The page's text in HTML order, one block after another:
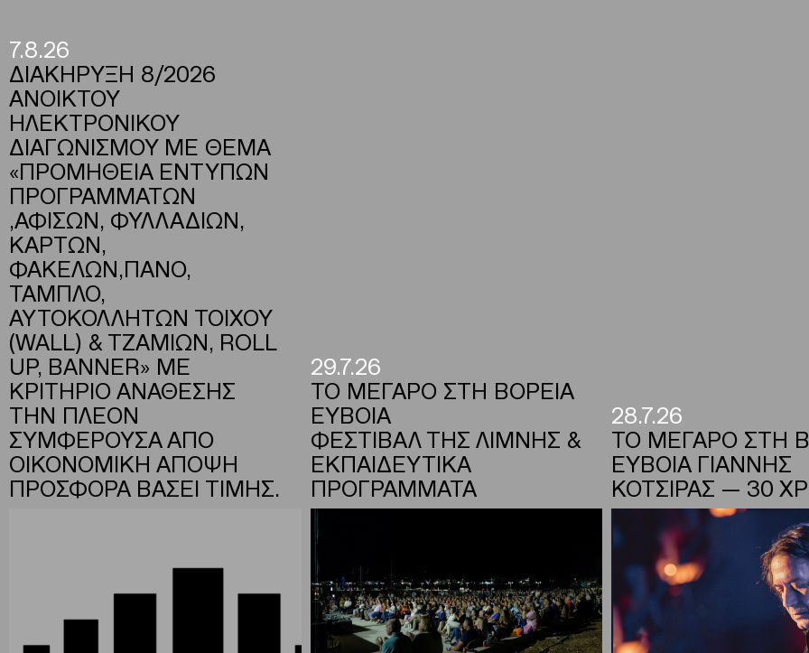
7.8.26
ΔΙΑΚΗΡΥΞΗ 8/2026
ΑΝΟΙΚΤΟΥ
ΗΛΕΚΤΡΟΝΙΚΟΥ
ΔΙΑΓΩΝΙΣΜΟΥ ΜΕ ΘΕΜΑ
«ΠΡΟΜΗΘΕΙΑ ΕΝΤΥΠΩΝ
ΠΡΟΓΡΑΜΜΑΤΩΝ
,ΑΦΙΣΩΝ, ΦΥΛΛΑΔΙΩΝ,
ΚΑΡΤΩΝ,
ΦΑΚΕΛΩΝ,ΠΑΝΟ,
ΤΑΜΠΛΟ,
ΑΥΤΟΚΟΛΛΗΤΩΝ ΤΟΙΧΟΥ
(WALL) & ΤΖΑΜΙΩΝ, ROLL
UP, BANNER» ΜΕ
ΚΡΙΤΗΡΙΟ ΑΝΑΘΕΣΗΣ
ΤΗΝ ΠΛΕΟΝ
ΣΥΜΦΕΡΟΥΣΑ ΑΠΟ
ΟΙΚΟΝΟΜΙΚΗ ΑΠΟΨΗ
ΠΡΟΣΦΟΡΑ ΒΑΣΕΙ ΤΙΜΗΣ.
29.7.26
ΤΟ ΜΕΓΑΡΟ ΣΤΗ ΒΟΡΕΙΑ
ΕΥΒΟΙΑ
ΦΕΣΤΙΒΑΛ ΤΗΣ ΛΙΜΝΗΣ &
ΕΚΠΑΙΔΕΥΤΙΚΑ
ΠΡΟΓΡΑΜΜΑΤΑ
28.7.26
ΤΟ ΜΕΓΑΡΟ ΣΤΗ
ΕΥΒΟΙΑ ΓΙΑΝΝΗΣ
ΚΟΤΣΙΡΑΣ — 30